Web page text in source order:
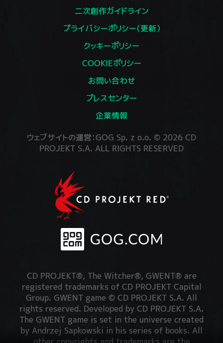
二次創作ガイドライン
プライバシーポリシー（更新）
クッキーポリシー
COOKIEポリシー
お問い合わせ
プレスセンター
企業情報
ウェブサイトの運営：GOG Sp. z o.o. © 2026 CD
PROJEKT S.A. ALL RIGHTS RESERVED
CD PROJEKT®, The Witcher®, GWENT® are
registered trademarks of CD PROJEKT Capital
Group. GWENT game © CD PROJEKT S.A. All
rights reserved. Developed by CD PROJEKT S.A.
The GWENT game is set in the universe created
by Andrzej Sapkowski in his series of books. All